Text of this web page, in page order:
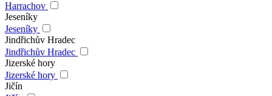
Harrachov
Jeseníky
Jeseníky
Jindřichův Hradec
Jindřichův Hradec
Jizerské hory
Jizerské hory
Jičín